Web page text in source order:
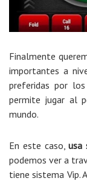
Finalmente
importantes a
preferidas por
permite jugar al
mundo.
En este caso,usa
podemos ver a
tiene sistema Vip.